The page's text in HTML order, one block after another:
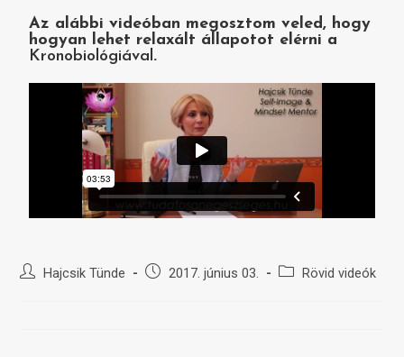
Az alábbi videóban megosztom veled, hogy
hogyan lehet relaxált állapotot elérni a
Kronobiológiával.
Hajcsik Tünde 2017. június 03. Rövid videók